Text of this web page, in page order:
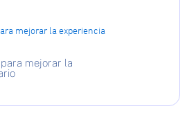
mejorar la